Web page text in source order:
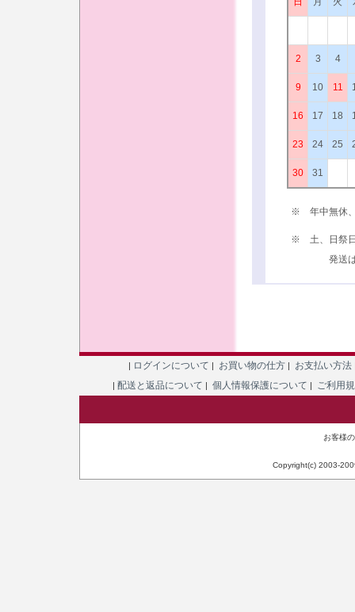
2 3 4
9 10 11
16 17 18
23 24 25
30 31
※ 年中無休、
※ 土、日祭日
発送は、
| ログインについて | お買い物の仕方 | お支払い方法
| 配送と返品について | 個人情報保護について | ご利用
お客様
Copyright(c) 2003-